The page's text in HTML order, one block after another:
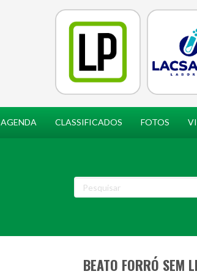
AGENDA CLASSIFICADOS FOTOS
BEATO FORRÓ SEM